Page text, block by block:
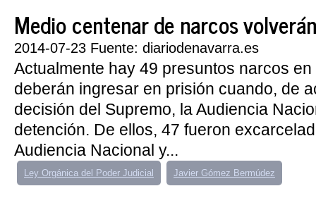
Medio centenar de narcos
2014-07-23 Fuente: diariodenavarra.es
Actualmente hay 49 presuntos narcos
deberán ingresar en prisión cuando, de
decisión del Supremo, la Audiencia
detención. De ellos, 47 fueron
Audiencia Nacional y...
Ley Orgánica del Poder Judicial Javier Gómez Bermúdez